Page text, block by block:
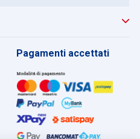
Pagamenti accettati